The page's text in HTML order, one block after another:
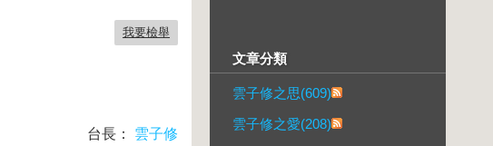
我要檢舉
台長： 雲子修
文章分類
雲子修之思(609)
雲子修之愛(208)